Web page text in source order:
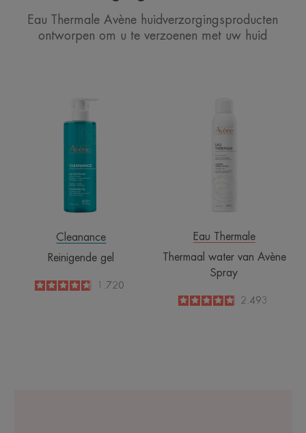
Eau Thermale Avène huidverzorgingsproducten
ontworpen om u te verzoenen met uw huid
Cleanance
Reinigende gel
4.8
1.720
van
Spray
Eau Thermale
Thermaal water van Avène
Spray
4.8
/
5
2.493